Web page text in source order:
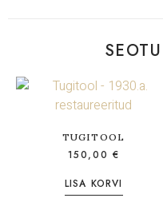
TUGITOOL
150,00 €
LISA KORVI